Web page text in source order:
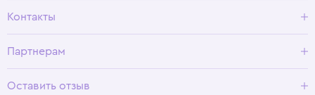
Программа лояльности
Контакты
Партнерам
Оставить отзыв